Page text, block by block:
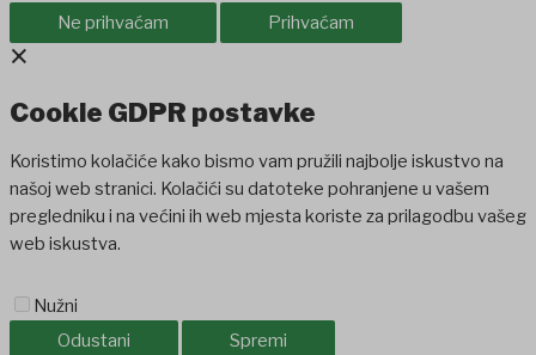
Ne prihvaćam Prihvaćam
×
Cookie GDPR postavke
Koristimo kolačiće kako bismo vam pružili najbolje iskustvo na
našoj web stranici. Kolačići su datoteke pohranjene u vašem
pregledniku i na većini ih web mjesta koriste za prilagodbu vašeg
web iskustva.
Nužni
Odustani
Spremi